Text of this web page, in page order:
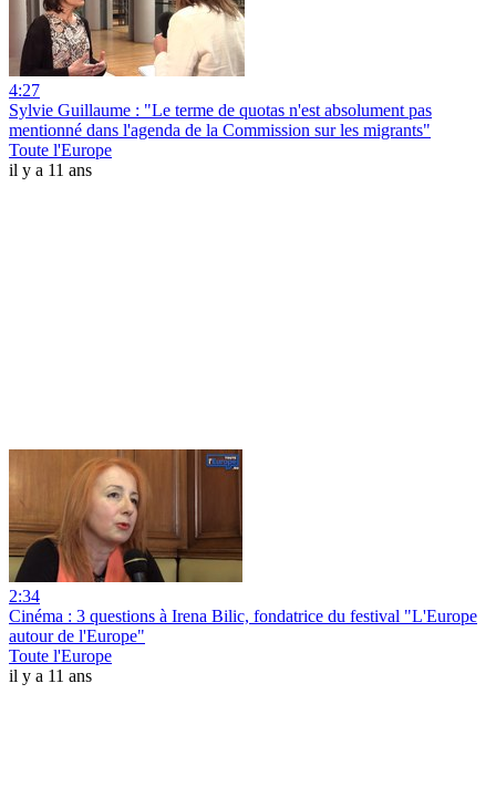
4:27
Sylvie Guillaume : "Le terme de quotas n'est absolument pas
mentionné dans l'agenda de la Commission sur les migrants"
Toute l'Europe
il y a 11 ans
2:34
Cinéma : 3 questions à Irena Bilic, fondatrice du festival "L'Europe
autour de l'Europe"
Toute l'Europe
il y a 11 ans